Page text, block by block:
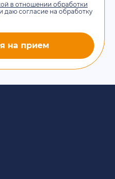
в отношении обработки
и даю согласие на обработку
на прием